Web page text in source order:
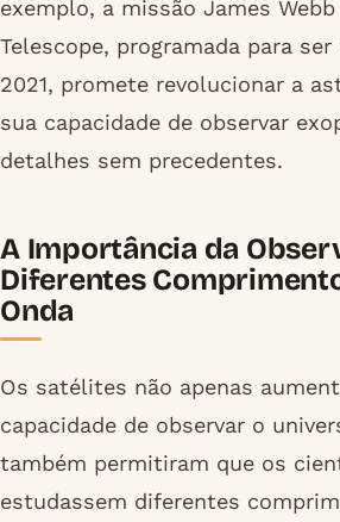
exemplo, a missão James Webb
Telescope, programada para ser
2021, promete revolucionar a
sua capacidade de observar
detalhes sem precedentes.
A Importância da
Diferentes
Onda
Os satélites não apenas
capacidade de observar o
também permitiram que os
estudassem diferentes